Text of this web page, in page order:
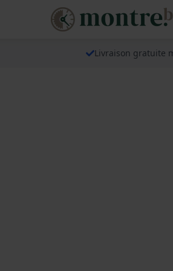
Livraison gratuite